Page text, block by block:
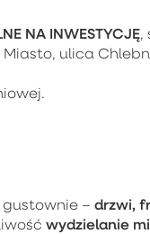
NA INWESTYCJĘ,
ulica
– drzwi,
wydzielanie